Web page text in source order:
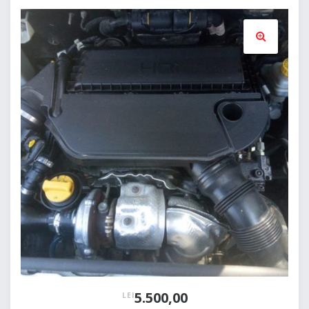
🔍
LEI5.500,00